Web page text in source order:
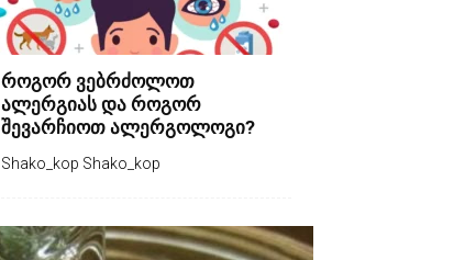
როგორ ვებრძოლოთ
ალერგიას და როგორ
შევარჩიოთ ალერგოლოგი?
Shako_kop Shako_kop